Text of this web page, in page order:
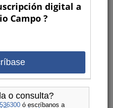
digital a
Campo ?
o consulta?
ó escríbanos a